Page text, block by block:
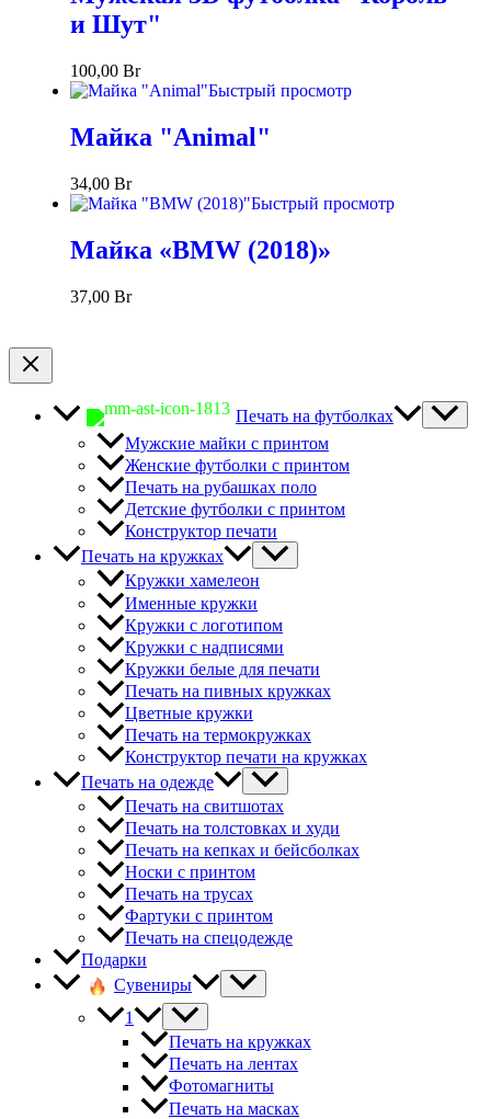
и Шут"
100,00 Br
Быстрый просмотр
Майка "Animal"
34,00 Br
Быстрый просмотр
Майка «BMW (2018)»
37,00 Br
Печать на футболках
Мужские майки с принтом
Женские футболки с принтом
Печать на рубашках поло
Детские футболки с принтом
Конструктор печати
Печать на кружках
Кружки хамелеон
Именные кружки
Кружки с логотипом
Кружки с надписями
Кружки белые для печати
Печать на пивных кружках
Цветные кружки
Печать на термокружках
Конструктор печати на кружках
Печать на одежде
Печать на свитшотах
Печать на толстовках и худи
Печать на кепках и бейсболках
Носки с принтом
Печать на трусах
Фартуки с принтом
Печать на спецодежде
Подарки
Сувениры
1
Печать на кружках
Печать на лентах
Фотомагниты
Печать на масках